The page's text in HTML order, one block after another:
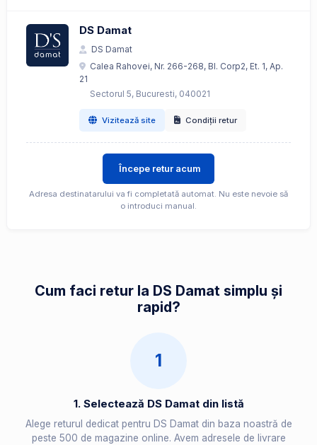
DS Damat
DS Damat
Calea Rahovei, Nr. 266-268, Bl. Corp2, Et. 1, Ap.
21
Sectorul 5, Bucuresti, 040021
Vizitează site Condiții retur
Începe retur acum
Adresa destinatarului va fi completată automat. Nu este nevoie să
o introduci manual.
Cum faci retur la DS Damat simplu și
rapid?
1
1. Selectează DS Damat din listă
Alege returul dedicat pentru DS Damat din baza noastră de
peste 500 de magazine online. Avem adresele de livrare